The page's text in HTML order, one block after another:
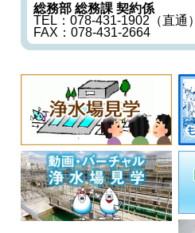
総務部 総務課 契約係
TEL：078-431-1902（直通）
FAX：078-431-2664